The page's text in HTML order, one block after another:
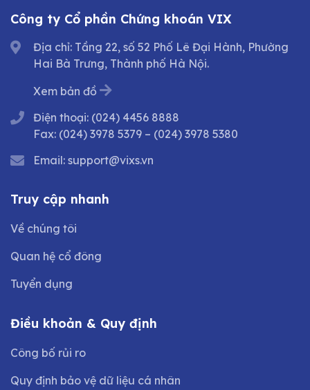
Công ty Cổ phần Chứng khoán VIX
Địa chỉ: Tầng 22, số 52 Phố Lê Đại Hành, Phường
Hai Bà Trưng, Thành phố Hà Nội.
Xem bản đồ
Điện thoại: (024) 4456 8888
Fax: (024) 3978 5379 – (024) 3978 5380
Email: support@vixs.vn
Truy cập nhanh
Về chúng tôi
Quan hệ cổ đông
Tuyển dụng
Điều khoản & Quy định
Công bố rủi ro
Quy định bảo vệ dữ liệu cá nhân